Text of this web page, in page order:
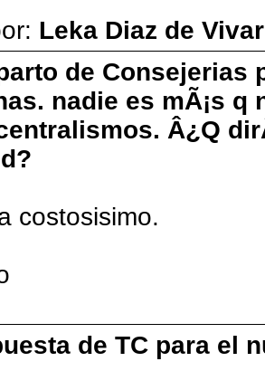
Leka Diaz de Vivar
de
nadie es mÃ¡s q
Â¿Q
costosisimo.
de TC para el